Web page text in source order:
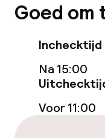
Goed om
Inchecktijd
Na 15:00
Voor 11:00